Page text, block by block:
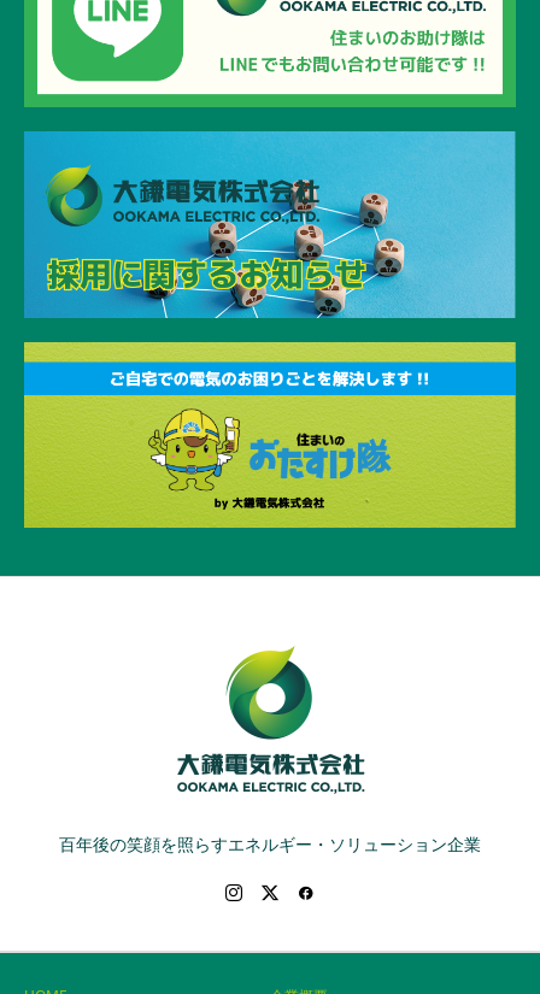
百年後の笑顔を照らすエネルギー・ソリューション企業